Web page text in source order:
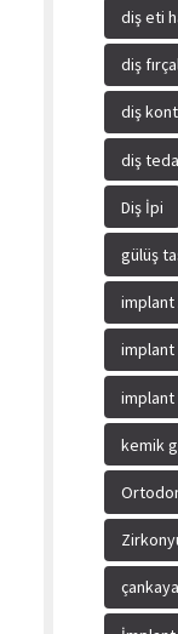
diş eti
diş
diş
diş
Diş İpi
gülüş
implant
implant
kemik